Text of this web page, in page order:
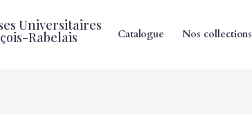
Universitaires
Rabelais Catalogue Nos collections